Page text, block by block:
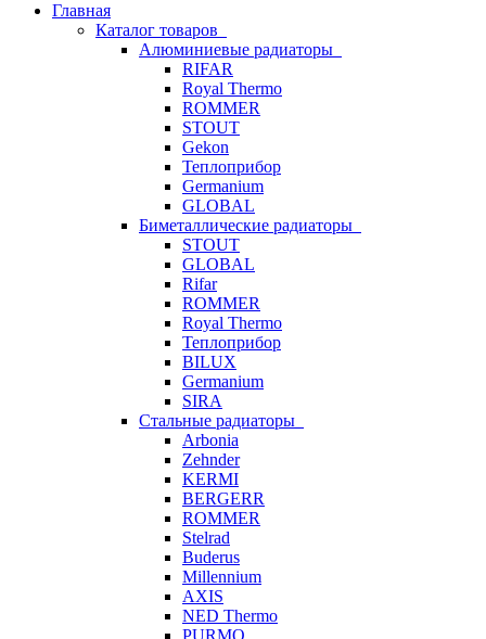
Главная
Каталог товаров
Алюминиевые радиаторы
RIFAR
Royal Thermo
ROMMER
STOUT
Gekon
Теплоприбор
Germanium
GLOBAL
Биметаллические радиаторы
STOUT
GLOBAL
Rifar
ROMMER
Royal Thermo
Теплоприбор
BILUX
Germanium
SIRA
Стальные радиаторы
Arbonia
Zehnder
KERMI
BERGERR
ROMMER
Stelrad
Buderus
Millennium
AXIS
NED Thermo
PURMO